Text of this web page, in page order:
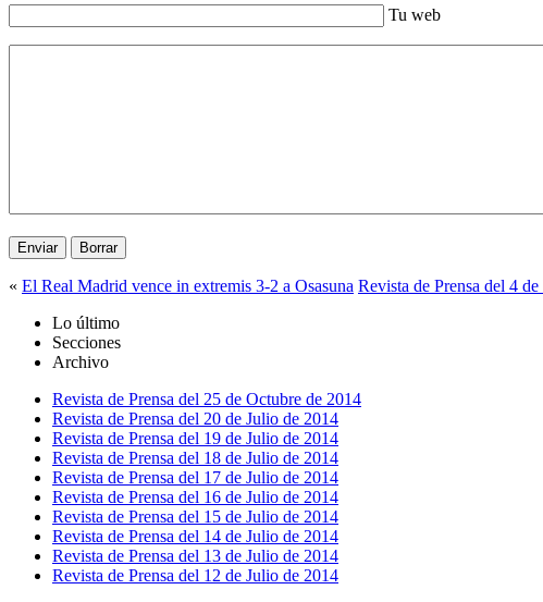
Tu web
« El Real Madrid vence in extremis 3-2 a Osasuna Revista de Prensa del 4
Lo último
Secciones
Archivo
Revista de Prensa del 25 de Octubre de 2014
Revista de Prensa del 20 de Julio de 2014
Revista de Prensa del 19 de Julio de 2014
Revista de Prensa del 18 de Julio de 2014
Revista de Prensa del 17 de Julio de 2014
Revista de Prensa del 16 de Julio de 2014
Revista de Prensa del 15 de Julio de 2014
Revista de Prensa del 14 de Julio de 2014
Revista de Prensa del 13 de Julio de 2014
Revista de Prensa del 12 de Julio de 2014